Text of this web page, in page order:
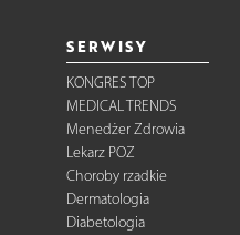
SERWISY
KONGRES TOP
MEDICAL TRENDS
Menedżer Zdrowia
Lekarz POZ
Choroby rzadkie
Dermatologia
Diabetologia